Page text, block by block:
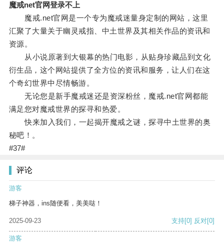
魔戒net官网登录不上
魔戒.net官网是一个专为魔戒迷量身定制的网站，这里
汇聚了大量关于幽灵戒指、中土世界及其相关作品的资讯和
资源。
从小说原著到大银幕的热门电影，从贴身珍藏品到文化
衍生品，这个网站提供了全方位的资讯和服务，让人们在这
个奇幻世界中尽情畅游。
无论您是新手魔戒迷还是资深粉丝，魔戒.net官网都能
满足您对魔戒世界的探寻和热爱。
快来加入我们，一起揭开魔戒之谜，探寻中土世界的奥
秘吧！。
#37#
评论
游客
梯子神器，ins随便看，美美哒！
2025-09-23 支持[0] 反对[0]
游客